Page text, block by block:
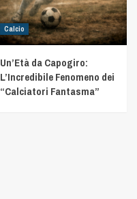
Calcio
Un’Età da Capogiro:
L’Incredibile Fenomeno dei
“Calciatori Fantasma”